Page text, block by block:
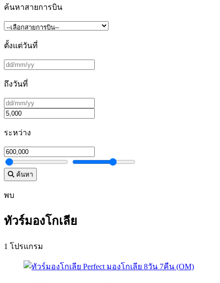
ค้นหาสายการบิน
ตั้งแต่วันที่
ถึงวันที่
ระหว่าง
ค้นหา
พบ
ทัวร์มองโกเลีย
1 โปรแกรม